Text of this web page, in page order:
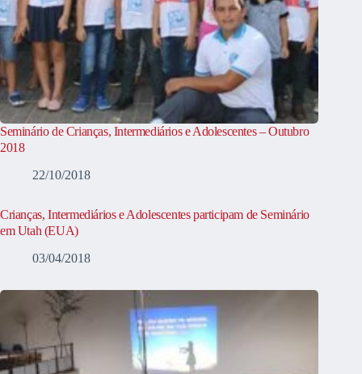
Seminário de Crianças, Intermediários e Adolescentes – Outubro
2018
22/10/2018
Crianças, Intermediários e Adolescentes participam de Seminário
em Utah (EUA)
03/04/2018